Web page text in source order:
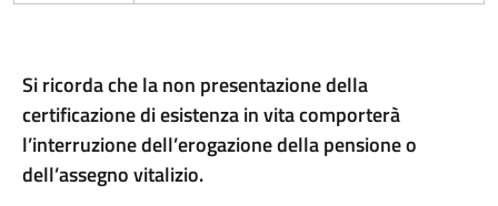
Si ricorda che la non presentazione della
certificazione di esistenza in vita comporterà
l’interruzione dell’erogazione della pensione o
dell’assegno vitalizio.